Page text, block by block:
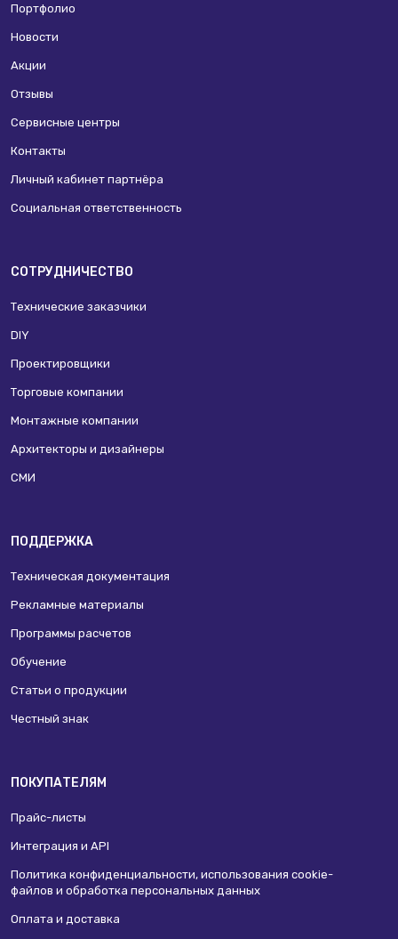
Портфолио
Новости
Акции
Отзывы
Сервисные центры
Контакты
Личный кабинет партнёра
Социальная ответственность
СОТРУДНИЧЕСТВО
Технические заказчики
DIY
Проектировщики
Торговые компании
Монтажные компании
Архитекторы и дизайнеры
СМИ
ПОДДЕРЖКА
Техническая документация
Рекламные материалы
Программы расчетов
Обучение
Статьи о продукции
Честный знак
ПОКУПАТЕЛЯМ
Прайс-листы
Интеграция и API
Политика конфиденциальности, использования сookie-
файлов и обработка персональных данных
Оплата и доставка